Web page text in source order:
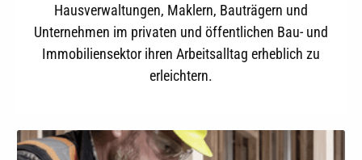
Hausverwaltungen, Maklern, Bauträgern und
Unternehmen im privaten und öffentlichen Bau- und
Immobiliensektor ihren Arbeitsalltag erheblich zu
erleichtern.